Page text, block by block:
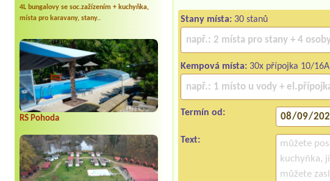
4L bungalovy se soc.zažízením + kuchyňka,
místa pro karavany, stany..
RS Pohoda
Stany místa: 30 stanů
Kempová místa: 30x přípojka 10/16A
Termín od:
Text: